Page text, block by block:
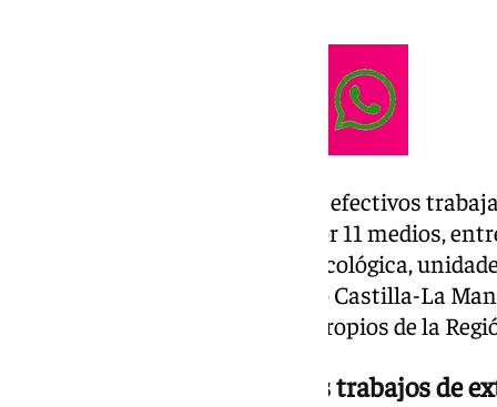
En total, alrededor de 250 a 300 efectivos
dispositivo aéreo compuesto por 11 medios,
Ministerio para la Transición Ecológica,
comunidades autónomas como Castilla-La
Andalucía, además de medios propios de la
La UME se moviliza para los trabajos de